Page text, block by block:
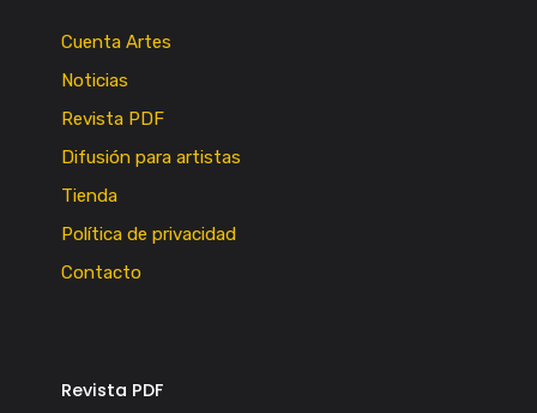
Cuenta Artes
Noticias
Revista PDF
Difusión para artistas
Tienda
Política de privacidad
Contacto
Revista PDF